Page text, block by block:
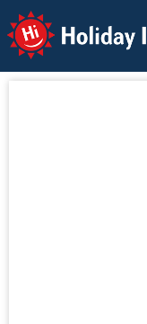
Holiday Info